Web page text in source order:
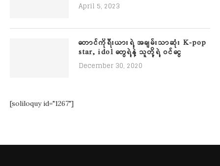
April 5, 2023
တောင်ကိုရီးယားရဲ့ အချမ်းသာဆုံး K-pop
star, idol တွေရဲ့နဲ့ သူတို့ရဲ့ ဝင်ငွေ
December 30, 2020
[soliloquy id="1267"]